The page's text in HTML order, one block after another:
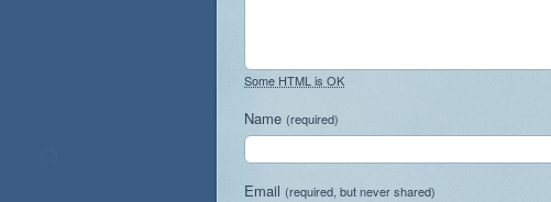
Some HTML is OK
Name (required)
Email (required, but never shared)